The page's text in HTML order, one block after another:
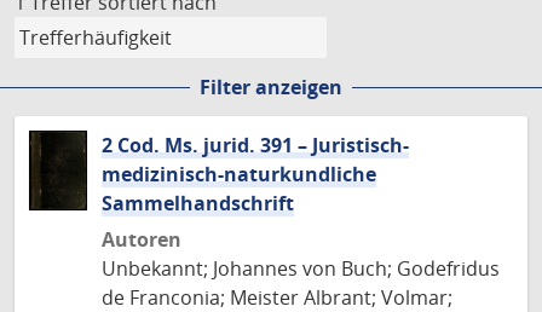
Filter anzeigen
2 Cod. Ms. jurid. 391 – Juristisch-
medizinisch-naturkundliche
Sammelhandschrift
Autoren
Unbekannt; Johannes von Buch; Godefridus
de Franconia; Meister Albrant; Volmar;